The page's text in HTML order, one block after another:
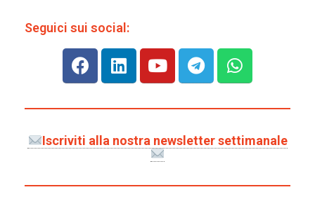
Seguici sui social:
Iscriviti alla nostra newsletter settimanale